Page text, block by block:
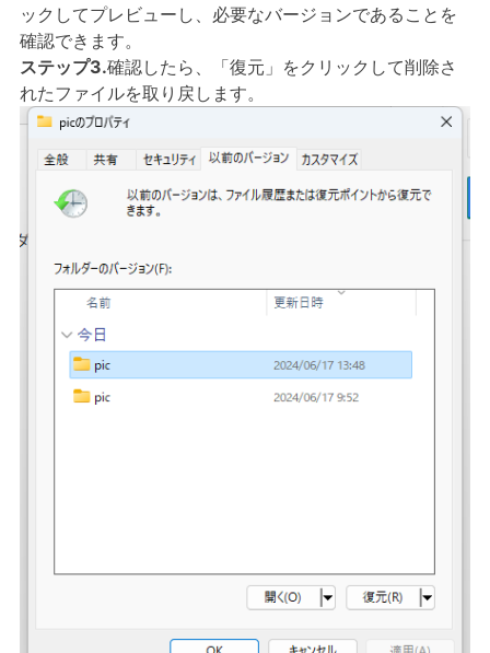
ックしてプレビューし、必要なバージョンであることを
確認できます。
ステップ3.確認したら、「復元」をクリックして削除さ
れたファイルを取り戻します。